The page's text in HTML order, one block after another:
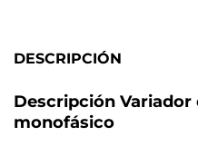
DESCRIPCIÓN
Descripción Variador
monofásico